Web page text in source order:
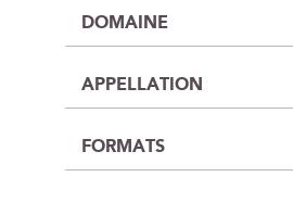
DOMAINE
APPELLATION
FORMATS